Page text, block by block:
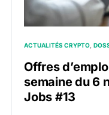
ACTUALITÉS CRYPTO
Offres
semaine du 6
Jobs #13